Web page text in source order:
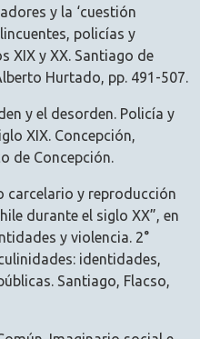
y la ‘cuestión
policías y
XIX y XX. Santiago de
Hurtado, pp. 491-507.
y el desorden. Policía y
XIX. Concepción,
de Concepción.
carcelario y reproducción
durante el siglo XX”, en
y violencia. 2°
identidades,
Santiago, Flacso,